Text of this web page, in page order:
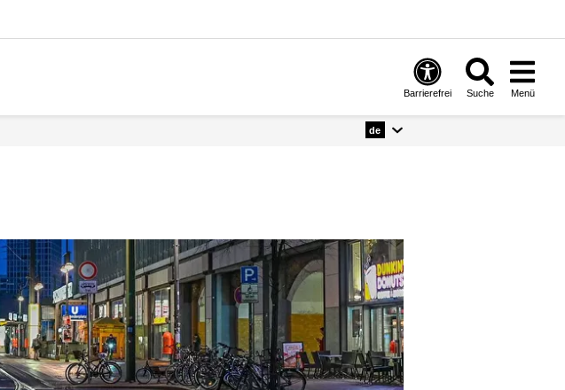
Barrierefrei Suche Menü
de